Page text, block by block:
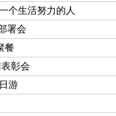
开发呈现出散、乱、杂、
采富、偷漏税费现象比较
收入，连南县成立了矿产
征管工作，代征矿产品资
保安大队（以下简称“连
连南县矿产品计量服务中
车辆的引导、验矿、打
个生活努力的人
署会
餐
彰会
游